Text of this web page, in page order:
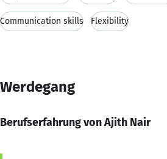
Communication skills Flexibility
Werdegang
Berufserfahrung von Ajith Nair